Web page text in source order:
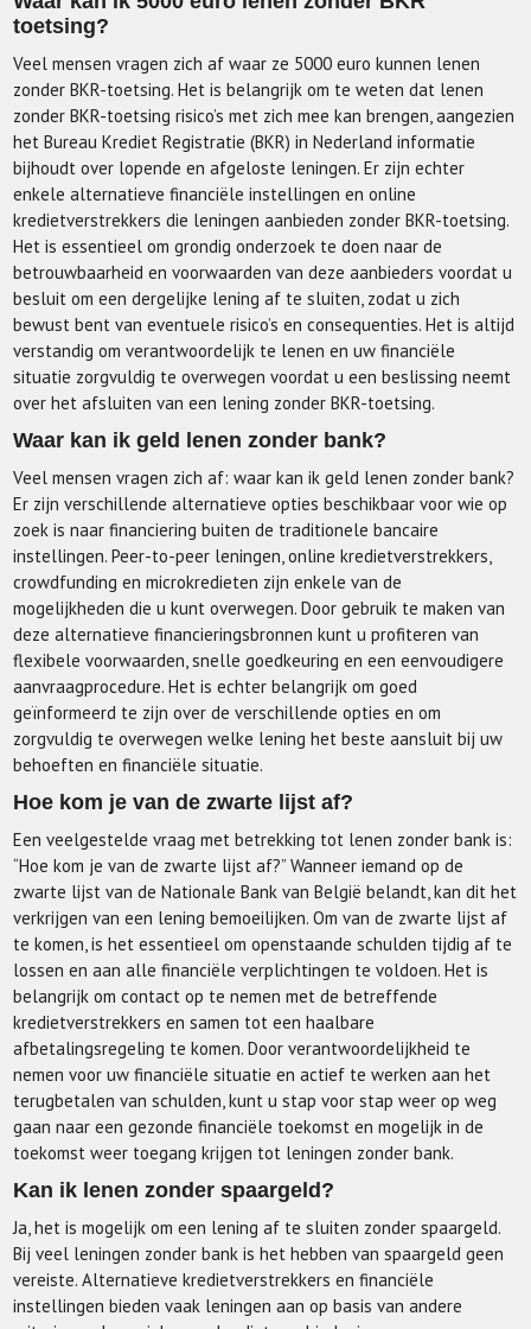
toetsing?
Veel mensen vragen zich af waar ze 5000 euro kunnen lenen
zonder BKR-toetsing. Het is belangrijk om te weten dat lenen
zonder BKR-toetsing risico’s met zich mee kan brengen, aangezien
het Bureau Krediet Registratie (BKR) in Nederland informatie
bijhoudt over lopende en afgeloste leningen. Er zijn echter
enkele alternatieve financiële instellingen en online
kredietverstrekkers die leningen aanbieden zonder BKR-toetsing.
Het is essentieel om grondig onderzoek te doen naar de
betrouwbaarheid en voorwaarden van deze aanbieders voordat u
besluit om een dergelijke lening af te sluiten, zodat u zich
bewust bent van eventuele risico’s en consequenties. Het is altijd
verstandig om verantwoordelijk te lenen en uw financiële
situatie zorgvuldig te overwegen voordat u een beslissing neemt
over het afsluiten van een lening zonder BKR-toetsing.
Waar kan ik geld lenen zonder bank?
Veel mensen vragen zich af: waar kan ik geld lenen zonder bank?
Er zijn verschillende alternatieve opties beschikbaar voor wie op
zoek is naar financiering buiten de traditionele bancaire
instellingen. Peer-to-peer leningen, online kredietverstrekkers,
crowdfunding en microkredieten zijn enkele van de
mogelijkheden die u kunt overwegen. Door gebruik te maken van
deze alternatieve financieringsbronnen kunt u profiteren van
flexibele voorwaarden, snelle goedkeuring en een eenvoudigere
aanvraagprocedure. Het is echter belangrijk om goed
geïnformeerd te zijn over de verschillende opties en om
zorgvuldig te overwegen welke lening het beste aansluit bij uw
behoeften en financiële situatie.
Hoe kom je van de zwarte lijst af?
Een veelgestelde vraag met betrekking tot lenen zonder bank is:
“Hoe kom je van de zwarte lijst af?” Wanneer iemand op de
zwarte lijst van de Nationale Bank van België belandt, kan dit het
verkrijgen van een lening bemoeilijken. Om van de zwarte lijst af
te komen, is het essentieel om openstaande schulden tijdig af te
lossen en aan alle financiële verplichtingen te voldoen. Het is
belangrijk om contact op te nemen met de betreffende
kredietverstrekkers en samen tot een haalbare
afbetalingsregeling te komen. Door verantwoordelijkheid te
nemen voor uw financiële situatie en actief te werken aan het
terugbetalen van schulden, kunt u stap voor stap weer op weg
gaan naar een gezonde financiële toekomst en mogelijk in de
toekomst weer toegang krijgen tot leningen zonder bank.
Kan ik lenen zonder spaargeld?
Ja, het is mogelijk om een lening af te sluiten zonder spaargeld.
Bij veel leningen zonder bank is het hebben van spaargeld geen
vereiste. Alternatieve kredietverstrekkers en financiële
instellingen bieden vaak leningen aan op basis van andere